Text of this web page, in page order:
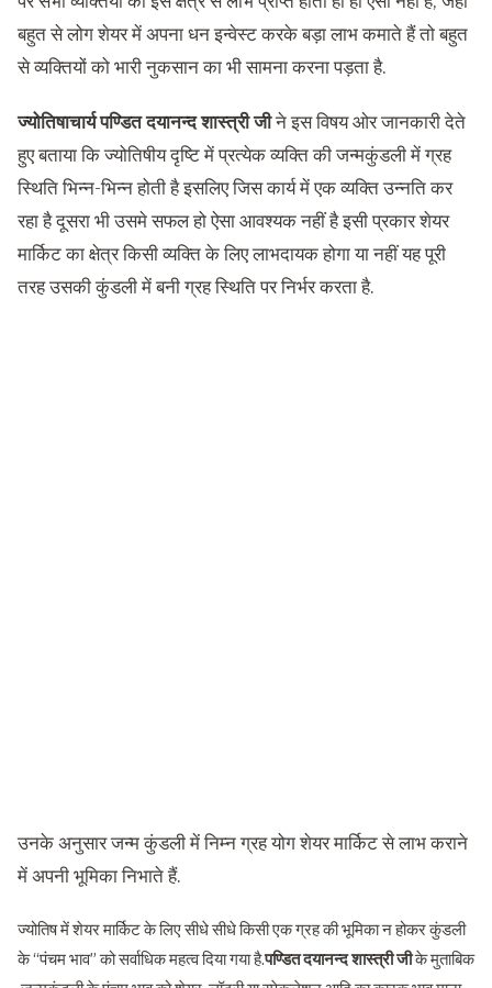
बहुत से लोग शेयर में अपना धन इन्वेस्ट करके बड़ा लाभ कमाते हैं तो बहुत
से व्यक्तियों को भारी नुकसान का भी सामना करना पड़ता है.
ज्योतिषाचार्य पण्डित दयानन्द शास्त्री जीने इस विषय ओर जानकारी देते
हुए बताया कि ज्योतिषीय दृष्टि में प्रत्येक व्यक्ति की जन्मकुंडली में ग्रह
स्थिति भिन्न-भिन्न होती है इसलिए जिस कार्य में एक व्यक्ति उन्नति कर
रहा है दूसरा भी उसमे सफल हो ऐसा आवश्यक नहीं है इसी प्रकार शेयर
मार्किट का क्षेत्र किसी व्यक्ति के लिए लाभदायक होगा या नहीं यह पूरी
तरह उसकी कुंडली में बनी ग्रह स्थिति पर निर्भर करता है.
उनके अनुसार जन्म कुंडली में निम्न ग्रह योग शेयर मार्किट से लाभ कराने
में अपनी भूमिका निभाते हैं.
ज्योतिष में शेयर मार्किट के लिए सीधे सीधे किसी एक ग्रह की भूमिका न होकर कुंडली
के “पंचम भाव” को सर्वाधिक महत्व दिया गया है.पण्डित दयानन्द शास्त्री जीके मुताबिक